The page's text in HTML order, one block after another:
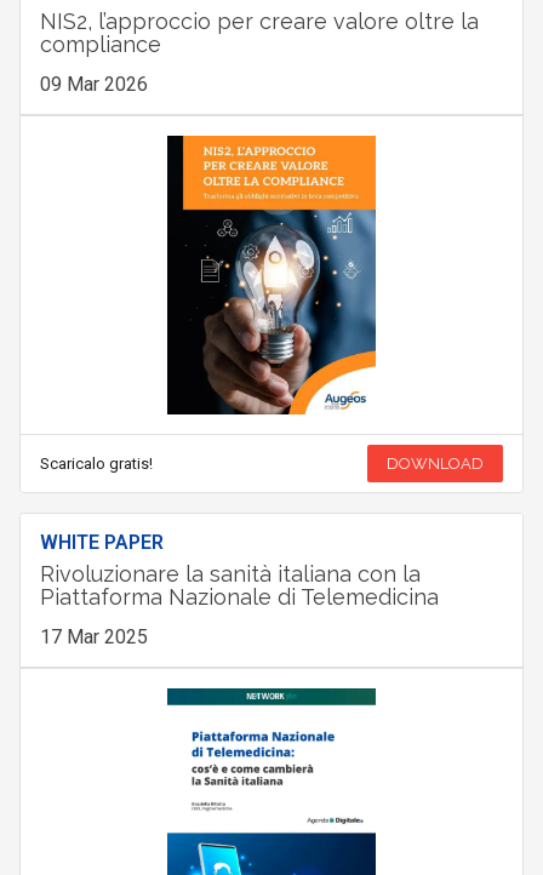
NIS2, l’approccio per creare valore oltre la
compliance
09 Mar 2026
Scaricalo gratis! DOWNLOAD
WHITE PAPER
Rivoluzionare la sanità italiana con la
Piattaforma Nazionale di Telemedicina
17 Mar 2025